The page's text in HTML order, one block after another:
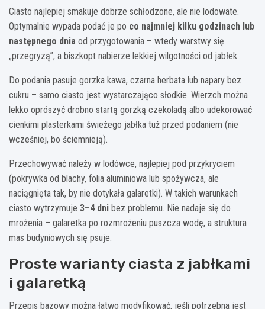
Ciasto najlepiej smakuje dobrze schłodzone, ale nie lodowate.
Optymalnie wypada podać je po co najmniej kilku godzinach lub
następnego dnia od przygotowania – wtedy warstwy się
„przegryzą”, a biszkopt nabierze lekkiej wilgotności od jabłek.
Do podania pasuje gorzka kawa, czarna herbata lub napary bez
cukru – samo ciasto jest wystarczająco słodkie. Wierzch można
lekko oprószyć drobno startą gorzką czekoladą albo udekorować
cienkimi plasterkami świeżego jabłka tuż przed podaniem (nie
wcześniej, bo ściemnieją).
Przechowywać należy w lodówce, najlepiej pod przykryciem
(pokrywka od blachy, folia aluminiowa lub spożywcza, ale
naciągnięta tak, by nie dotykała galaretki). W takich warunkach
ciasto wytrzymuje 3–4 dni bez problemu. Nie nadaje się do
mrożenia – galaretka po rozmrożeniu puszcza wodę, a struktura
mas budyniowych się psuje.
Proste warianty ciasta z jabłkami
i galaretką
Przepis bazowy można łatwo modyfikować, jeśli potrzebna jest